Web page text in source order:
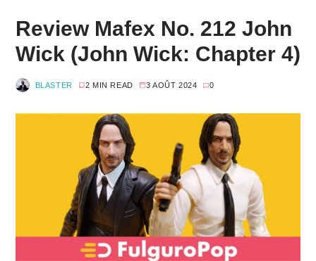
Review Mafex No. 212 John
Wick (John Wick: Chapter 4)
BLASTER 2 MIN READ 3 AOÛT 2024 0